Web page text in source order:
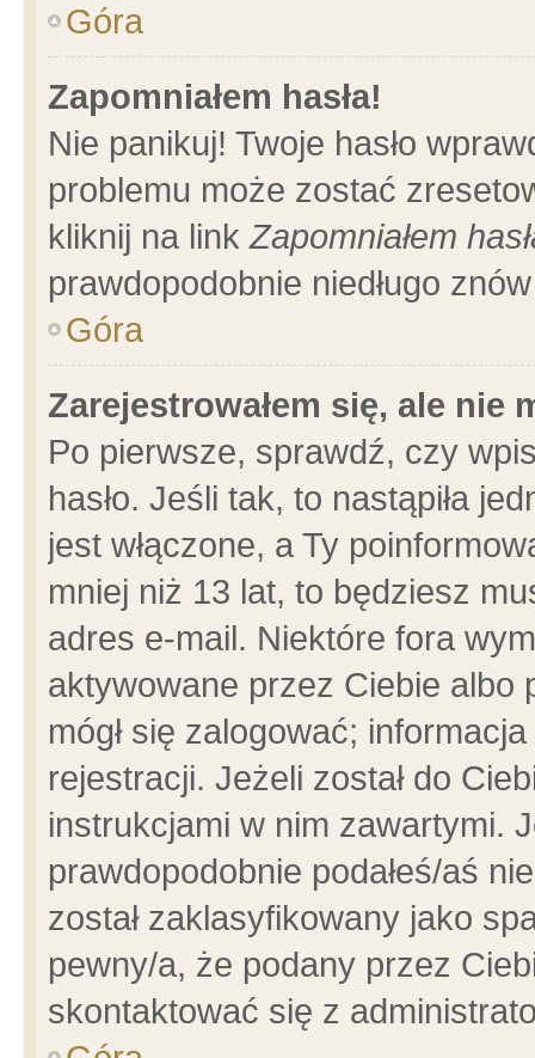
Góra
Zapomniałem hasła!
Nie panikuj! Twoje hasło
problemu może zostać
kliknij na linkZapomniałem
prawdopodobnie niedługo
Góra
Zarejestrowałem się, ale nie
Po pierwsze, sprawdź, czy
hasło. Jeśli tak, to nastąpiła
jest włączone, a Ty
mniej niż 13 lat, to będziesz
adres e-mail. Niektóre fora
aktywowane przez Ciebie albo
mógł się zalogować;
rejestracji. Jeżeli został do
instrukcjami w nim zawartymi.
prawdopodobnie podałeś/aś
został zaklasyfikowany jako
pewny/a, że podany przez
skontaktować się z